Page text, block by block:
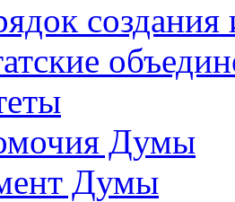
создания
Думы
Думы